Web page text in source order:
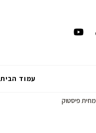
עמוד הבית
מחית פיסטוק